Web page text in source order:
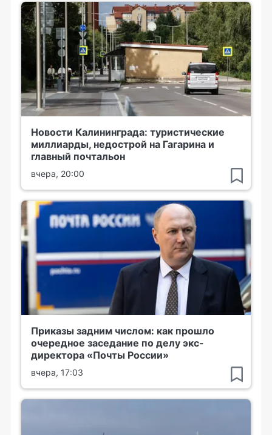
Новости Калининграда: туристические
миллиарды, недострой на Гагарина и
главный почтальон
вчера, 20:00
Приказы задним числом: как прошло
очередное заседание по делу экс-
директора «Почты России»
вчера, 17:03